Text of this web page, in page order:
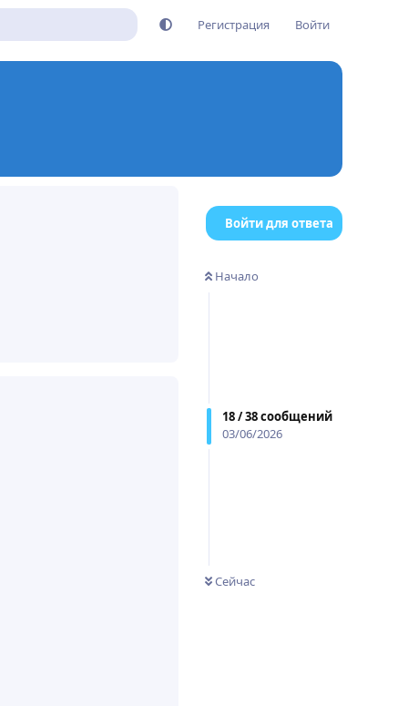
Регистрация Войти
Войти для ответа
Начало
18/38сообщений
03/06/2026
Сейчас